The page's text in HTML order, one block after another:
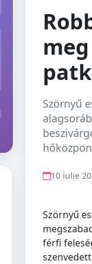
Szörnyű
10 iulie
Szörnyű
férfi